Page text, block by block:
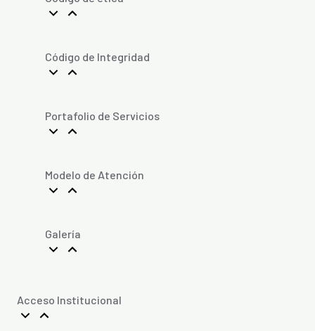
Código de Integridad
Portafolio de Servicios
Modelo de Atención
Galería
Acceso Institucional